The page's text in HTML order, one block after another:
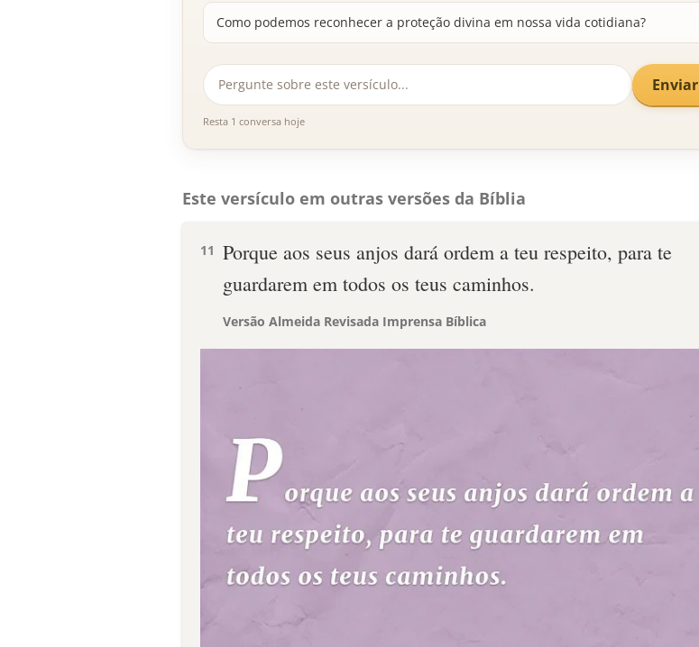
Como podemos reconhecer a proteção divina em nossa vida cotidiana?
Enviar
Resta 1 conversa hoje
Este versículo em outras versões da Bíblia
11 Porque aos seus anjos dará ordem a teu respeito, para te
guardarem em todos os teus caminhos.
Versão Almeida Revisada Imprensa Bíblica